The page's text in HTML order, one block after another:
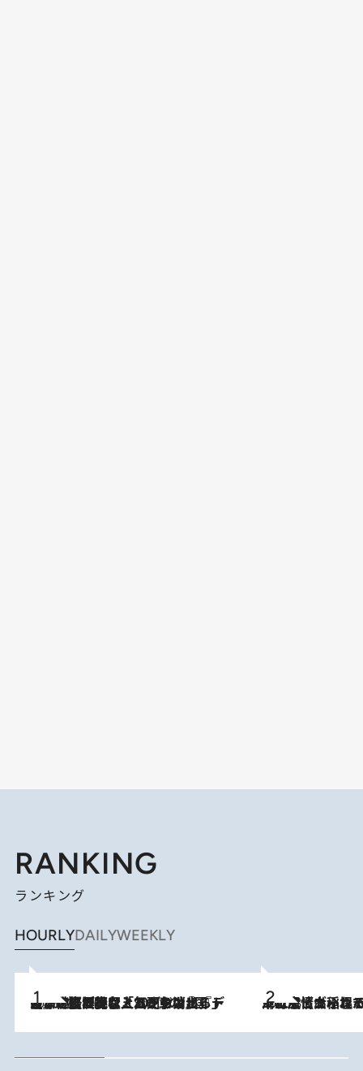
RANKING
ランキング
HOURLYDAILYWEEKLY
2026.8.5
【なぜ吉沢亮は「気配を消せる」のか？】興行収入208億の『国宝』を経て挑むミュージカル『ディア・エヴァン・ハンセン』。トップ俳優が舞台上でさらけ出した“孤独”とは 2026.8.5
下町風情あふれる台北屈指の人気エリア・大稲埕でセンスのいい台湾土産《ヴ